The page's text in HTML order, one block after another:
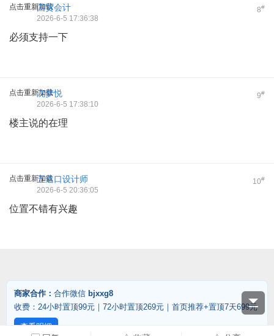
点击重新加载 8#
国贸会计
2026-6-5 17:36:38
必须支持一下
点击重新加载 9#
沈梦悦
2026-6-5 17:38:10
楼主说的在理
点击重新加载 10#
五道口设计师
2026-6-5 20:36:05
位置不错有兴趣
商家合作： 合作微信 bjxxg8
收费：24小时置顶99元｜72小时置顶269元｜首页推荐+置顶7天699元
查看明细